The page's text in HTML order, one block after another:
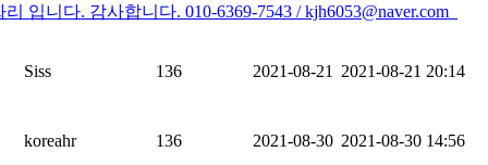
니다. 감사합니다. 010-6369-7543 / kjh6053@naver.com
Siss 136 2021-08-21 2021-08-21 20:14
koreahr 136 2021-08-30 2021-08-30 14:56